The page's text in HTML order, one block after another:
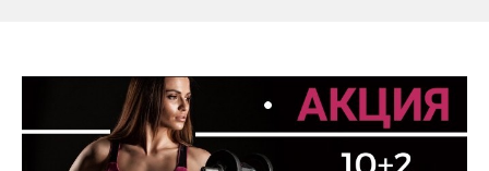
О клубе